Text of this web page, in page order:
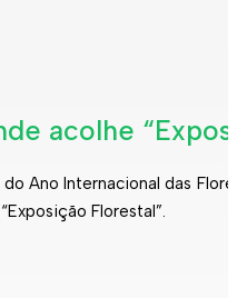
acolhe
Ano Internacional das
Florestal”.